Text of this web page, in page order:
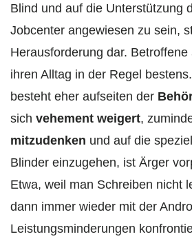
Blind und auf die Unterstützung
Jobcenter angewiesen zu sein,
Herausforderung dar.
ihren Alltag in der Regel
besteht eher aufseiten der
sich vehement weigert,
mitzudenken und auf die
Blinder einzugehen, ist Ärger
Etwa, weil man Schreiben nicht
dann immer wieder mit der
Leistungsminderungen